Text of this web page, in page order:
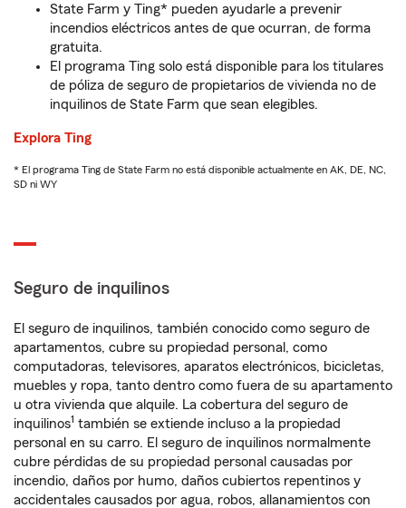
State Farm y Ting* pueden ayudarle a prevenir
incendios eléctricos antes de que ocurran, de forma
gratuita.
El programa Ting solo está disponible para los titulares
de póliza de seguro de propietarios de vivienda no de
inquilinos de State Farm que sean elegibles.
Explora Ting
* El programa Ting de State Farm no está disponible actualmente en AK, DE, NC,
SD ni WY
Seguro de inquilinos
El seguro de inquilinos, también conocido como seguro de
apartamentos, cubre su propiedad personal, como
computadoras, televisores, aparatos electrónicos, bicicletas,
muebles y ropa, tanto dentro como fuera de su apartamento
u otra vivienda que alquile. La cobertura del seguro de
inquilinos1 también se extiende incluso a la propiedad
personal en su carro. El seguro de inquilinos normalmente
cubre pérdidas de su propiedad personal causadas por
incendio, daños por humo, daños cubiertos repentinos y
accidentales causados por agua, robos, allanamientos con